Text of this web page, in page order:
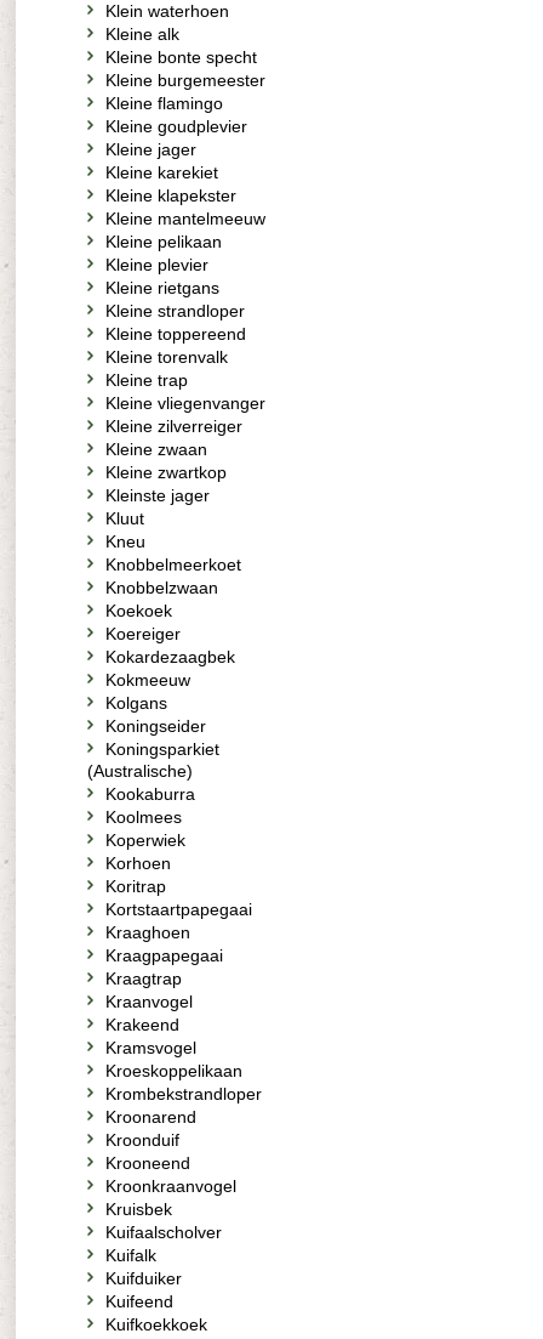
Klein waterhoen
Kleine alk
Kleine bonte specht
Kleine burgemeester
Kleine flamingo
Kleine goudplevier
Kleine jager
Kleine karekiet
Kleine klapekster
Kleine mantelmeeuw
Kleine pelikaan
Kleine plevier
Kleine rietgans
Kleine strandloper
Kleine toppereend
Kleine torenvalk
Kleine trap
Kleine vliegenvanger
Kleine zilverreiger
Kleine zwaan
Kleine zwartkop
Kleinste jager
Kluut
Kneu
Knobbelmeerkoet
Knobbelzwaan
Koekoek
Koereiger
Kokardezaagbek
Kokmeeuw
Kolgans
Koningseider
Koningsparkiet
(Australische)
Kookaburra
Koolmees
Koperwiek
Korhoen
Koritrap
Kortstaartpapegaai
Kraaghoen
Kraagpapegaai
Kraagtrap
Kraanvogel
Krakeend
Kramsvogel
Kroeskoppelikaan
Krombekstrandloper
Kroonarend
Kroonduif
Krooneend
Kroonkraanvogel
Kruisbek
Kuifaalscholver
Kuifalk
Kuifduiker
Kuifeend
Kuifkoekkoek